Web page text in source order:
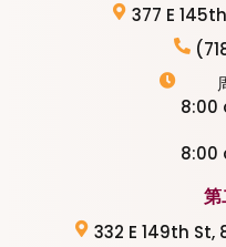
377 E
8:00
8:00
第
332 E 149th St,